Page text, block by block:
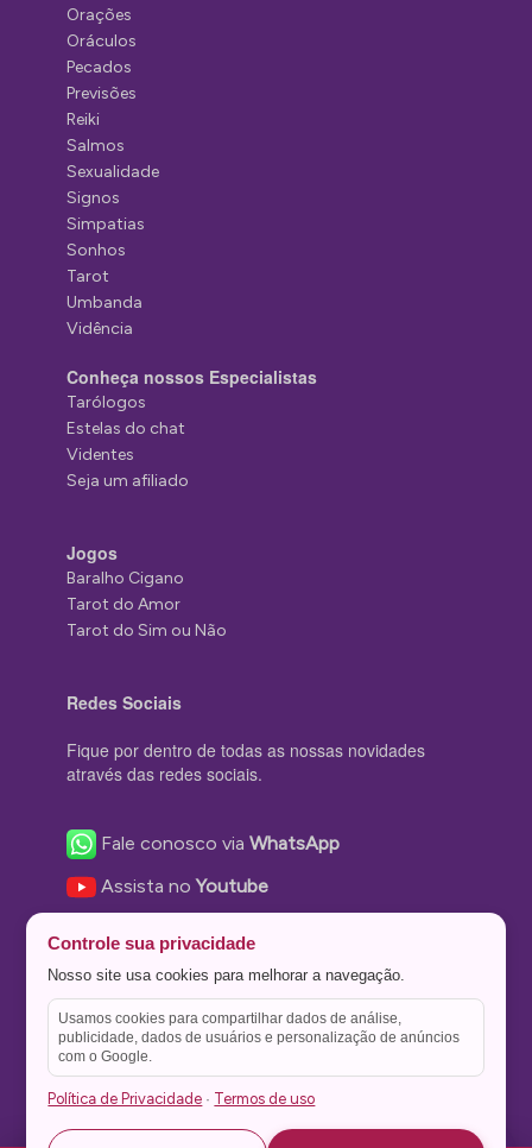
Orações
Oráculos
Pecados
Previsões
Reiki
Salmos
Sexualidade
Signos
Simpatias
Sonhos
Tarot
Umbanda
Vidência
Conheça nossos Especialistas
Tarólogos
Estelas do chat
Videntes
Seja um afiliado
Jogos
Baralho Cigano
Tarot do Amor
Tarot do Sim ou Não
Redes Sociais
Fique por dentro de todas as nossas novidades
através das redes sociais.
Fale conosco viaWhatsApp
Assista noYoutube
Nos siga no Instagram
Nos siga noTwitter
Salve no
Controle sua privacidade
Nosso site usa cookies para melhorar a navegação.
Usamos cookies para compartilhar dados de análise,
publicidade, dados de usuários e personalização de anúncios
com o Google.
Política de Privacidade · Termos de uso